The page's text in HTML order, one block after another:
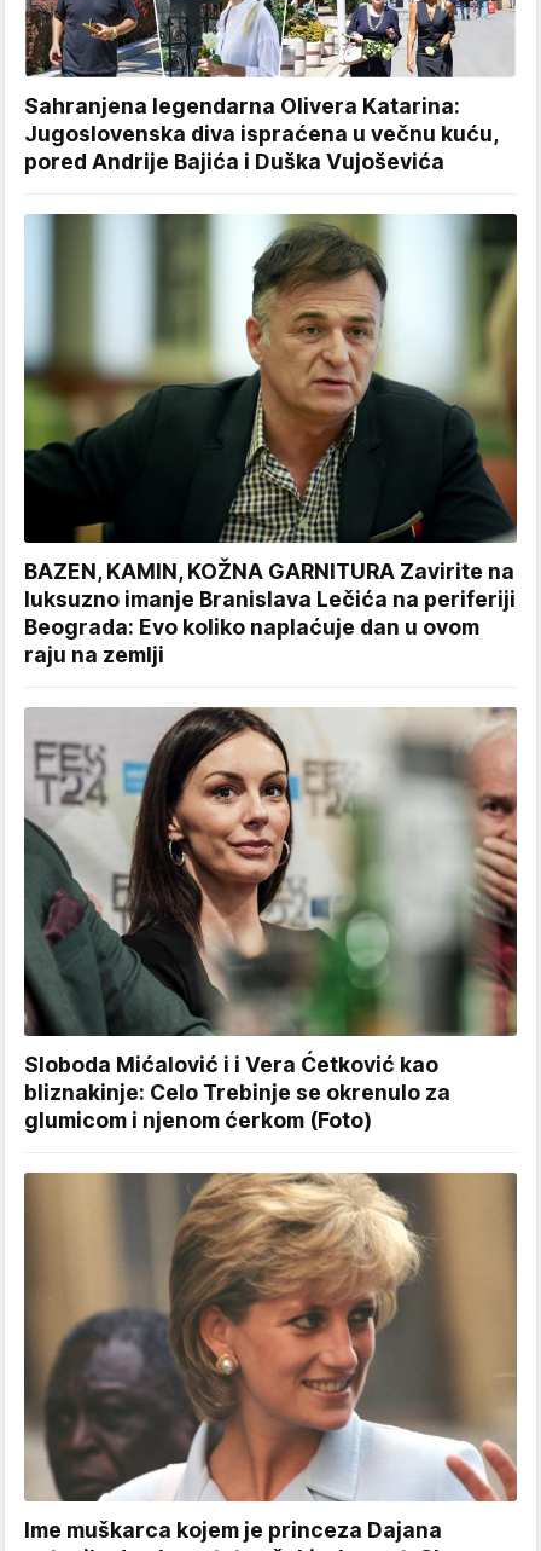
Sahranjena legendarna Olivera Katarina:
Jugoslovenska diva ispraćena u večnu kuću,
pored Andrije Bajića i Duška Vujoševića
BAZEN, KAMIN, KOŽNA GARNITURA Zavirite na
luksuzno imanje Branislava Lečića na periferiji
Beograda: Evo koliko naplaćuje dan u ovom
raju na zemlji
Sloboda Mićalović i i Vera Ćetković kao
bliznakinje: Celo Trebinje se okrenulo za
glumicom i njenom ćerkom (Foto)
Ime muškarca kojem je princeza Dajana